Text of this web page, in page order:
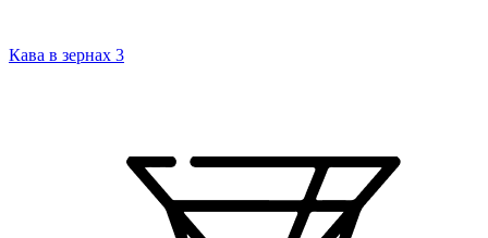
Кава в зернах 3